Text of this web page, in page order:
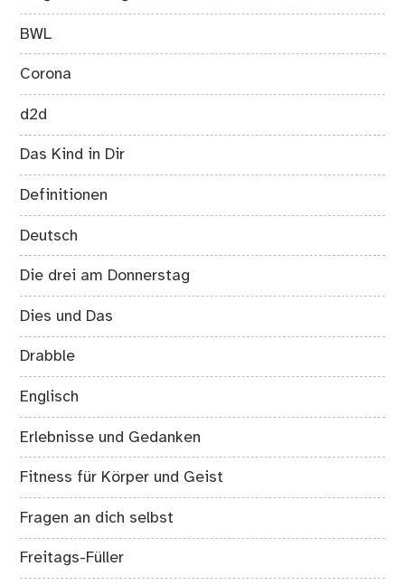
BWL
Corona
d2d
Das Kind in Dir
Definitionen
Deutsch
Die drei am Donnerstag
Dies und Das
Drabble
Englisch
Erlebnisse und Gedanken
Fitness für Körper und Geist
Fragen an dich selbst
Freitags-Füller